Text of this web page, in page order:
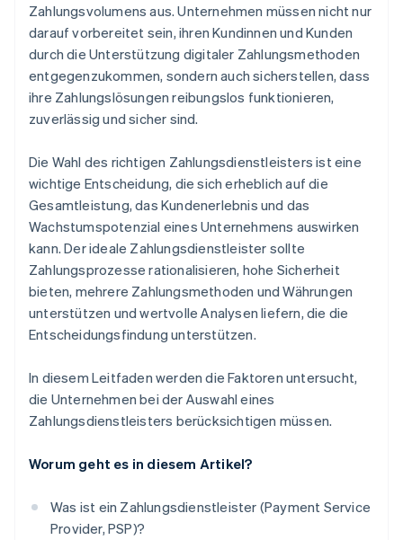
Zahlungsvolumens aus. Unternehmen müssen nicht nur
darauf vorbereitet sein, ihren Kundinnen und Kunden
durch die Unterstützung digitaler Zahlungsmethoden
entgegenzukommen, sondern auch sicherstellen, dass
ihre Zahlungslösungen reibungslos funktionieren,
zuverlässig und sicher sind.
Die Wahl des richtigen Zahlungsdienstleisters ist eine
wichtige Entscheidung, die sich erheblich auf die
Gesamtleistung, das Kundenerlebnis und das
Wachstumspotenzial eines Unternehmens auswirken
kann. Der ideale Zahlungsdienstleister sollte
Zahlungsprozesse rationalisieren, hohe Sicherheit
bieten, mehrere Zahlungsmethoden und Währungen
unterstützen und wertvolle Analysen liefern, die die
Entscheidungsfindung unterstützen.
In diesem Leitfaden werden die Faktoren untersucht,
die Unternehmen bei der Auswahl eines
Zahlungsdienstleisters berücksichtigen müssen.
Worum geht es in diesem Artikel?
Was ist ein Zahlungsdienstleister (Payment Service
Provider, PSP)?